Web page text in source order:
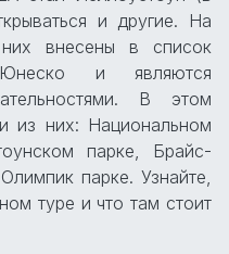
и другие. На
внесены в список
и являются
В этом
из них: Национальном
парке, Брайс-
парке. Узнайте,
туре и что там стоит